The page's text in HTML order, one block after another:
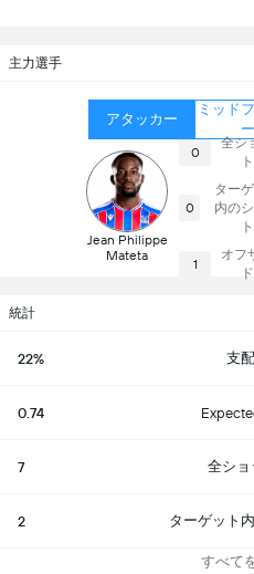
主力選手
アタッカー
ミッド
ー
Jean Philippe
Mateta
0
全シ
ト
0
ター
内の
ト
1
オフ
ド
統計
22% 支
0.74
7 全ショ
2 ターゲット
すべて